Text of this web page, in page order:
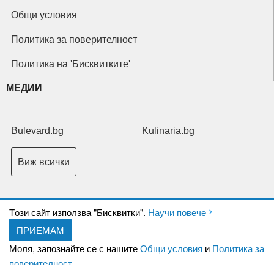
Tози сайт използва "Бисквитки". Научи повече
ПРИЕМАМ
Моля, запознайте се с нашитеОбщи условия и Политика за
Общи условия
Политика за поверителност
Политика на 'Бисквитките'
МЕДИИ
Bulevard.bg Kulinaria.bg
Виж всички
Copyright © 2026 Ксениум ООД. Всички права запазени.
XeniumCompany.com